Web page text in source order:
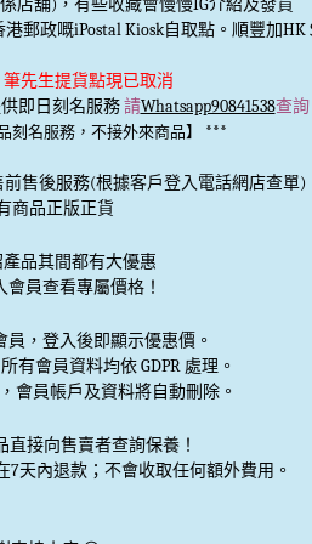
郵政嘅iPostal Kiosk自取點。順豐加HK
筆先生提貨點現已取消
即日刻名服務請Whatsapp90841538查詢
刻名服務，不接外來商品】 ***
售後服務(根據客戶登入電話網店查單)
商品正版正貨
品其間都有大優惠
員查看專屬價格！
員 ，登入後即顯示優惠價。
所有會員資料均依 GDPR 處理。
會員帳戶及資料將自動刪除。
直接向售賣者查詢保養！
天內退款；不會收取任何額外費用。